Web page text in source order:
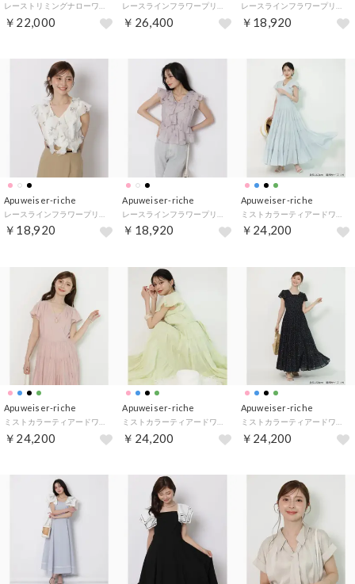
￥22,000 ￥26,400 ￥18,920
Apuweiser-riche
￥18,920
Apuweiser-riche
￥18,920
Apuweiser-riche
￥24,200
Apuweiser-riche
ミストカラーティアードワンピース （ピンク）
￥24,200
Apuweiser-riche
ミストカラーティアードワンピース （黄緑）
￥24,200
Apuweiser-riche
ミストカラーティアードワンピース （特殊黒）
￥24,200